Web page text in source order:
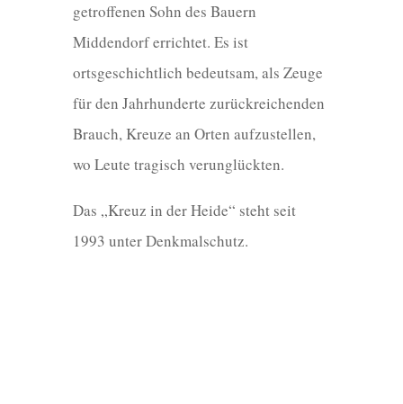
getroffenen Sohn des Bauern
Middendorf errichtet. Es ist
ortsgeschichtlich bedeutsam, als Zeuge
für den Jahrhunderte zurückreichenden
Brauch, Kreuze an Orten aufzustellen,
wo Leute tragisch verunglückten.
Das „Kreuz in der Heide“ steht seit
1993 unter Denkmalschutz.